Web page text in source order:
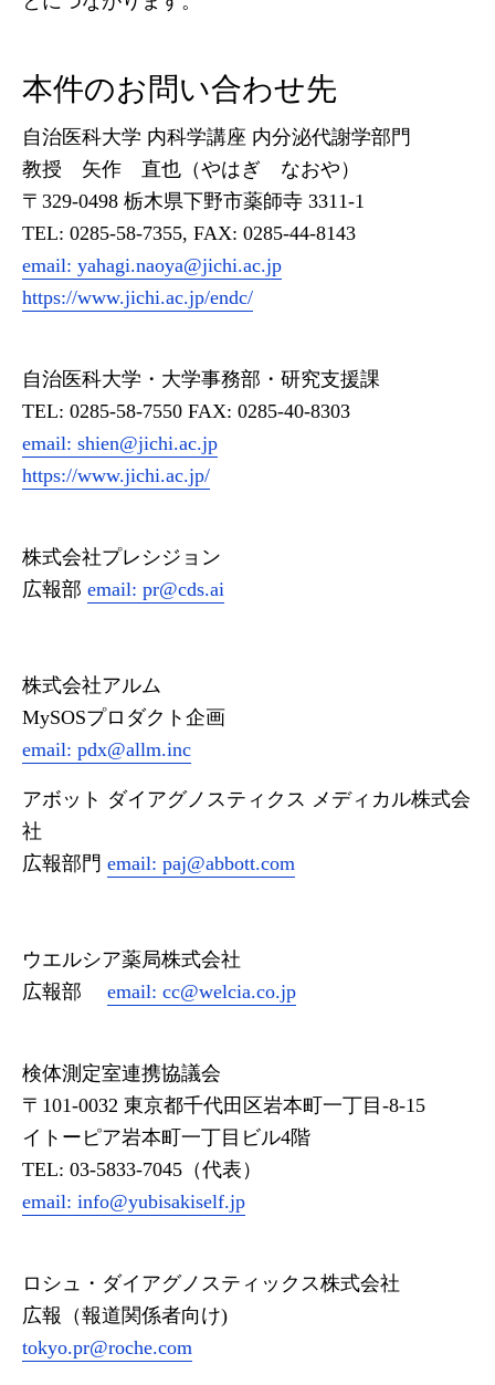
本件のお問い合わせ先
自治医科大学 内科学講座 内分泌代謝学部門
教授 矢作 直也（やはぎ なおや）
〒329-0498 栃木県下野市薬師寺 3311-1
TEL: 0285-58-7355, FAX: 0285-44-8143
email: yahagi.naoya@jichi.ac.jp
https://www.jichi.ac.jp/endc/
自治医科大学・大学事務部・研究支援課
TEL: 0285-58-7550 FAX: 0285-40-8303
email: shien@jichi.ac.jp
https://www.jichi.ac.jp/
株式会社プレシジョン
広報部 email: pr@cds.ai
株式会社アルム
MySOSプロダクト企画
email: pdx@allm.inc
アボット ダイアグノスティクス メディカル株式会
社
広報部門 email: paj@abbott.com
ウエルシア薬局株式会社
広報部
email: cc@welcia.co.jp
検体測定室連携協議会
〒101-0032 東京都千代田区岩本町一丁目-8-15
イトーピア岩本町一丁目ビル4階
TEL: 03-5833-7045（代表）
email: info@yubisakiself.jp
ロシュ・ダイアグノスティックス株式会社
広報（報道関係者向け)
tokyo.pr@roche.com